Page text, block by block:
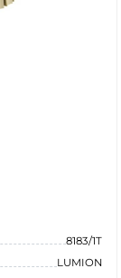
8183/1T
LUMION